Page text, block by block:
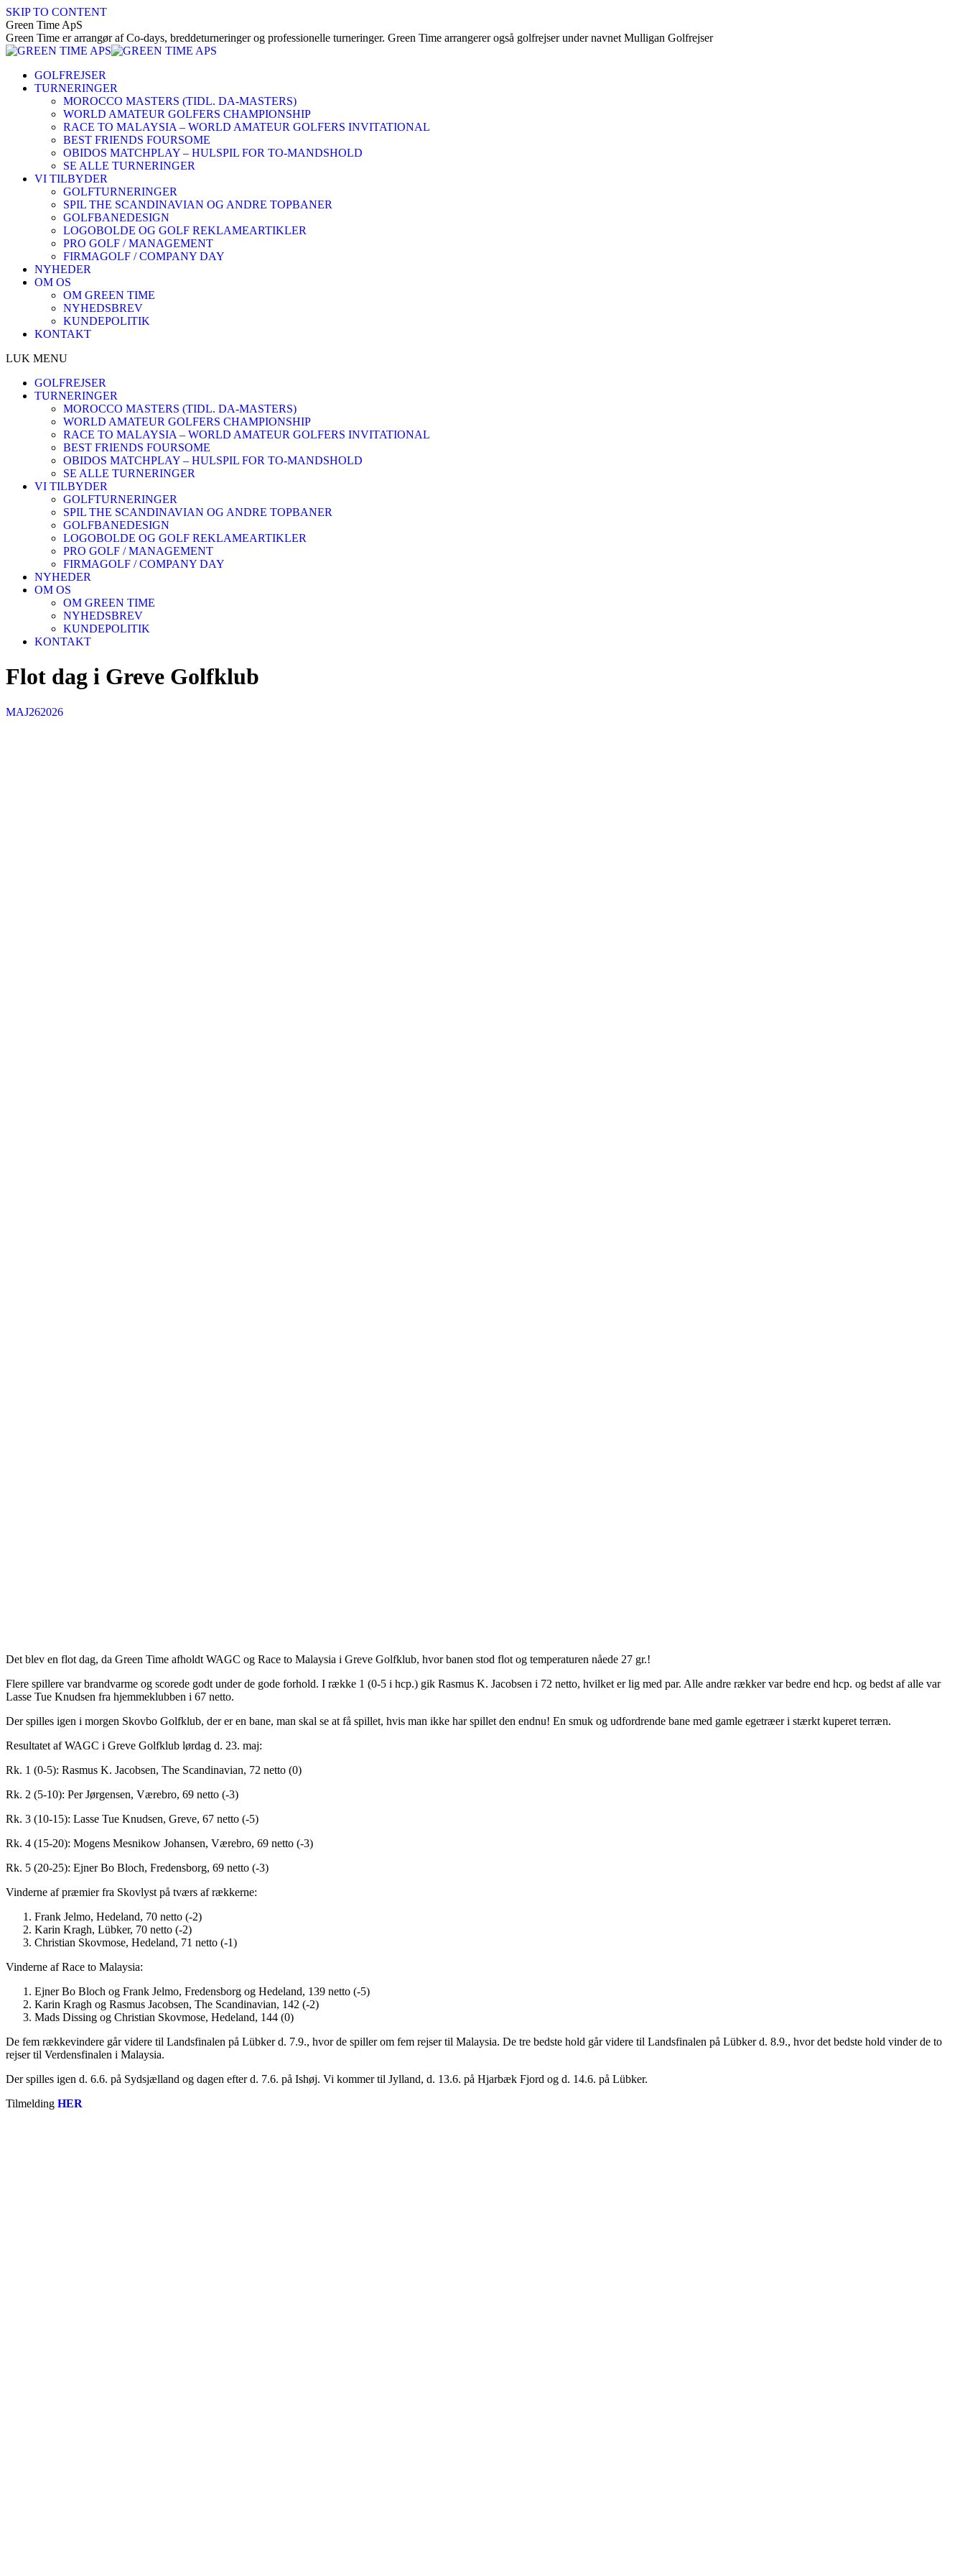
SKIP TO CONTENT
Green Time ApS
Green Time er arrangør af Co-days, breddeturneringer og professionelle turneringer. Green Time arrangerer også golfrejser under navnet Mulligan Golfrejser
GOLFREJSER
TURNERINGER
MOROCCO MASTERS (TIDL. DA-MASTERS)
WORLD AMATEUR GOLFERS CHAMPIONSHIP
RACE TO MALAYSIA – WORLD AMATEUR GOLFERS INVITATIONAL
BEST FRIENDS FOURSOME
OBIDOS MATCHPLAY – HULSPIL FOR TO-MANDSHOLD
SE ALLE TURNERINGER
VI TILBYDER
GOLFTURNERINGER
SPIL THE SCANDINAVIAN OG ANDRE TOPBANER
GOLFBANEDESIGN
LOGOBOLDE OG GOLF REKLAMEARTIKLER
PRO GOLF / MANAGEMENT
FIRMAGOLF / COMPANY DAY
NYHEDER
OM OS
OM GREEN TIME
NYHEDSBREV
KUNDEPOLITIK
KONTAKT
LUK MENU
GOLFREJSER
TURNERINGER
MOROCCO MASTERS (TIDL. DA-MASTERS)
WORLD AMATEUR GOLFERS CHAMPIONSHIP
RACE TO MALAYSIA – WORLD AMATEUR GOLFERS INVITATIONAL
BEST FRIENDS FOURSOME
OBIDOS MATCHPLAY – HULSPIL FOR TO-MANDSHOLD
SE ALLE TURNERINGER
VI TILBYDER
GOLFTURNERINGER
SPIL THE SCANDINAVIAN OG ANDRE TOPBANER
GOLFBANEDESIGN
LOGOBOLDE OG GOLF REKLAMEARTIKLER
PRO GOLF / MANAGEMENT
FIRMAGOLF / COMPANY DAY
NYHEDER
OM OS
OM GREEN TIME
NYHEDSBREV
KUNDEPOLITIK
KONTAKT
Flot dag i Greve Golfklub
MAJ262026
Det blev en flot dag, da Green Time afholdt WAGC og Race to Malaysia i Greve Golfklub, hvor banen stod flot og temperaturen nåede 27 gr.!
Flere spillere var brandvarme og scorede godt under de gode forhold. I række 1 (0-5 i hcp.) gik Rasmus K. Jacobsen i 72 netto, hvilket er lig med par. Alle andre rækker var bedre end hcp. og bedst af alle var
Lasse Tue Knudsen fra hjemmeklubben i 67 netto.
Der spilles igen i morgen Skovbo Golfklub, der er en bane, man skal se at få spillet, hvis man ikke har spillet den endnu! En smuk og udfordrende bane med gamle egetræer i stærkt kuperet terræn.
Resultatet af WAGC i Greve Golfklub lørdag d. 23. maj:
Rk. 1 (0-5): Rasmus K. Jacobsen, The Scandinavian, 72 netto (0)
Rk. 2 (5-10): Per Jørgensen, Værebro, 69 netto (-3)
Rk. 3 (10-15): Lasse Tue Knudsen, Greve, 67 netto (-5)
Rk. 4 (15-20): Mogens Mesnikow Johansen, Værebro, 69 netto (-3)
Rk. 5 (20-25): Ejner Bo Bloch, Fredensborg, 69 netto (-3)
Vinderne af præmier fra Skovlyst på tværs af rækkerne:
Frank Jelmo, Hedeland, 70 netto (-2)
Karin Kragh, Lübker, 70 netto (-2)
Christian Skovmose, Hedeland, 71 netto (-1)
Vinderne af Race to Malaysia:
Ejner Bo Bloch og Frank Jelmo, Fredensborg og Hedeland, 139 netto (-5)
Karin Kragh og Rasmus Jacobsen, The Scandinavian, 142 (-2)
Mads Dissing og Christian Skovmose, Hedeland, 144 (0)
De fem rækkevindere går videre til Landsfinalen på Lübker d. 7.9., hvor de spiller om fem rejser til Malaysia. De tre bedste hold går videre til Landsfinalen på Lübker d. 8.9., hvor det bedste hold vinder de to
rejser til Verdensfinalen i Malaysia.
Der spilles igen d. 6.6. på Sydsjælland og dagen efter d. 7.6. på Ishøj. Vi kommer til Jylland, d. 13.6. på Hjarbæk Fjord og d. 14.6. på Lübker.
Tilmelding HER